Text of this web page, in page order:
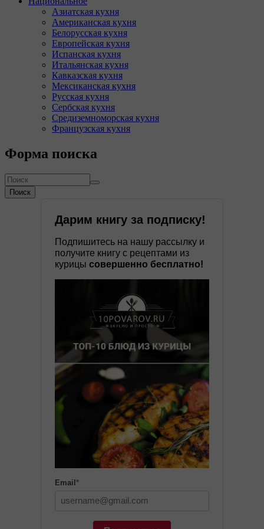
Азиатская кухня
Американская кухня
Белорусская кухня
Европейская кухня
Испанская кухня
Итальянская кухня
Кавказская кухня
Мексиканская кухня
Русская кухня
Сербская кухня
Средиземноморская кухня
Французская кухня
Форма поиска
Поиск
Дарим книгу за подписку!
Подпишитесь на нашу рассылку и
получите книгу с рецептами из
курицы совершенно бесплатно!
Email *